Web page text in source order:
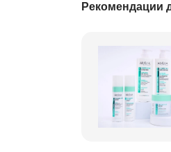
Рекомендации